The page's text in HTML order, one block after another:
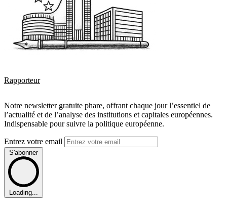
Rapporteur
Notre newsletter gratuite phare, offrant chaque jour l’essentiel de
l’actualité et de l’analyse des institutions et capitales européennes.
Indispensable pour suivre la politique européenne.
Entrez votre email
S'abonner
Loading...